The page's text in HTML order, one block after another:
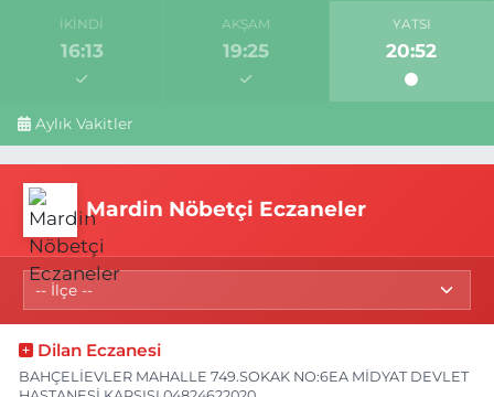
İKINDI
16:13
AKŞAM
19:25
YATSI
20:52
Aylık Vakitler
Mardin Nöbetçi Eczaneler
Dilan Eczanesi
BAHÇELİEVLER MAHALLE 749.SOKAK NO:6EA MİDYAT DEVLET